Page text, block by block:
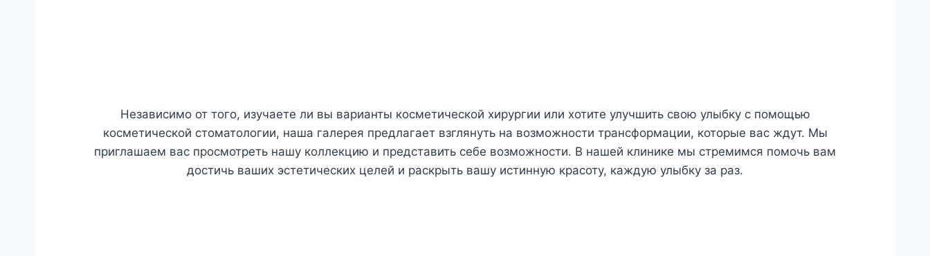
Независимо от того, изучаете ли вы варианты косметической хирургии или хотите улучшить свою улыбку с помощью
косметической стоматологии, наша галерея предлагает взглянуть на возможности трансформации, которые вас ждут. Мы
приглашаем вас просмотреть нашу коллекцию и представить себе возможности. В нашей клинике мы стремимся помочь вам
достичь ваших эстетических целей и раскрыть вашу истинную красоту, каждую улыбку за раз.